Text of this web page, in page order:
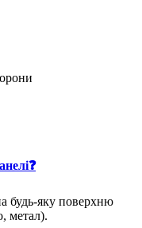
будь-яку поверхню
метал).